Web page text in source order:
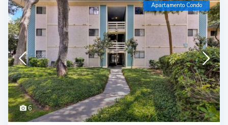
6
Apartamento Condo